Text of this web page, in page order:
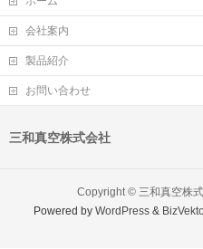
会社案内
製品紹介
お問い合わせ
三和真空株式会社
Copyright © 三和真空株
Powered byWordPress &